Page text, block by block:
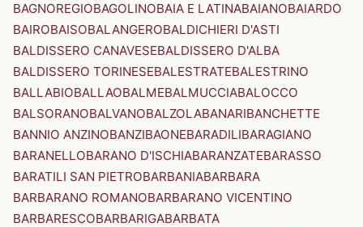
BAGNOREGIOBAGOLINOBAIA E LATINABAIANOBAIARDO
BAIROBAISOBALANGEROBALDICHIERI D'ASTI
BALDISSERO CANAVESEBALDISSERO D'ALBA
BALDISSERO TORINESEBALESTRATEBALESTRINO
BALLABIOBALLAOBALMEBALMUCCIABALOCCO
BALSORANOBALVANOBALZOLABANARIBANCHETTE
BANNIO ANZINOBANZIBAONEBARADILIBARAGIANO
BARANELLOBARANO D'ISCHIABARANZATEBARASSO
BARATILI SAN PIETROBARBANIABARBARA
BARBARANO ROMANOBARBARANO VICENTINO
BARBARESCOBARBARIGABARBATA